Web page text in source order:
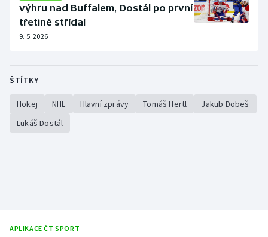
výhru nad Buffalem, Dostál po první
třetině střídal
9. 5. 2026
ŠTÍTKY
Hokej NHL Hlavní zprávy Tomáš Hertl
Jakub Dobeš
Lukáš Dostál
APLIKACE ČT SPORT